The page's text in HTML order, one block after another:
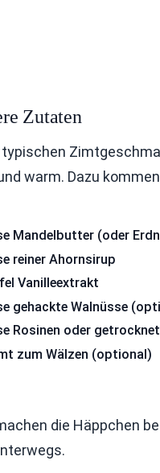
Zutaten
warm. Dazu
Mandelbutter (oder
reiner Ahornsirup
Vanilleextrakt
gehackte Walnüsse
Rosinen oder
zum Wälzen (optional)
die Häppchen